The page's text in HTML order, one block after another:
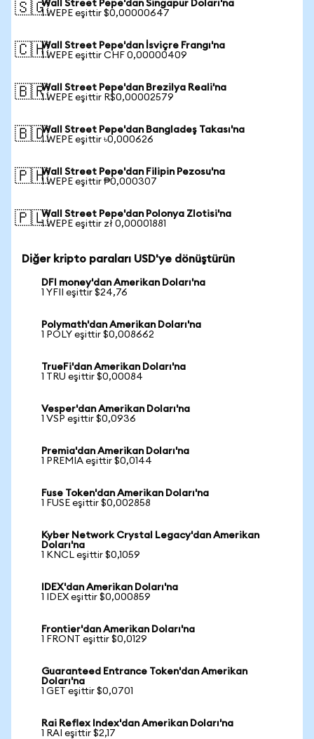
🇸🇬Wall Street Pepe'dan Singapur Doları'na
1 WEPE eşittir $0,00000647
🇨🇭Wall Street Pepe'dan İsviçre Frangı'na
1 WEPE eşittir CHF 0,00000409
🇧🇷Wall Street Pepe'dan Brezilya Reali'na
1 WEPE eşittir R$0,00002579
🇧🇩Wall Street Pepe'dan Bangladeş Takası'na
1 WEPE eşittir ৳0,000626
🇵🇭Wall Street Pepe'dan Filipin Pezosu'na
1 WEPE eşittir ₱0,000307
🇵🇱Wall Street Pepe'dan Polonya Zlotisi'na
1 WEPE eşittir zł 0,00001881
Diğer kripto paraları USD'ye dönüştürün
DFI money'dan Amerikan Doları'na
1 YFII eşittir $24,76
Polymath'dan Amerikan Doları'na
1 POLY eşittir $0,008662
TrueFi'dan Amerikan Doları'na
1 TRU eşittir $0,00084
Vesper'dan Amerikan Doları'na
1 VSP eşittir $0,0936
Premia'dan Amerikan Doları'na
1 PREMIA eşittir $0,0144
Fuse Token'dan Amerikan Doları'na
1 FUSE eşittir $0,002858
Kyber Network Crystal Legacy'dan Amerikan
Doları'na
1 KNCL eşittir $0,1059
IDEX'dan Amerikan Doları'na
1 IDEX eşittir $0,000859
Frontier'dan Amerikan Doları'na
1 FRONT eşittir $0,0129
Guaranteed Entrance Token'dan Amerikan
Doları'na
1 GET eşittir $0,0701
Rai Reflex Index'dan Amerikan Doları'na
1 RAI eşittir $2,17